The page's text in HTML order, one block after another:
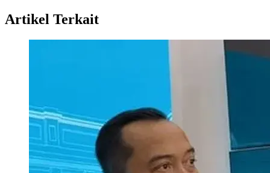
Artikel Terkait